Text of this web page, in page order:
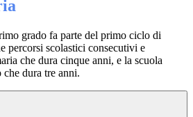
grado fa parte del primo ciclo di
percorsi scolastici consecutivi e
che dura cinque anni, e la scuola
dura tre anni.